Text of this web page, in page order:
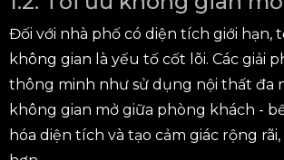
Đối với nhà phố có diện tích giới hạn,
không gian là yếu tố cốt lõi. Các giải
thông minh như sử dụng nội thất đa
không gian mở giữa phòng khách -
hóa diện tích và tạo cảm giác rộng